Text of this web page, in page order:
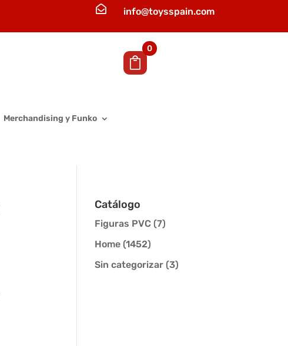
 info@toysspain.com
0
Merchandising y Funko
Catálogo
Figuras PVC (7)
Home (1452)
Sin categorizar (3)